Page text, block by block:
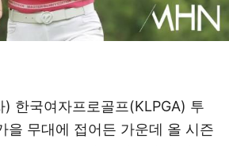
한국여자프로골프(KLPGA) 투
을 무대에 접어든 가운데 올 시즌